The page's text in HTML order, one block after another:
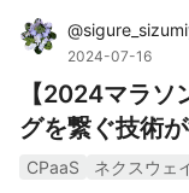
@
2024-07-16
【2024マラ
グを繋ぐ技術
CPaaS ネクスウェ